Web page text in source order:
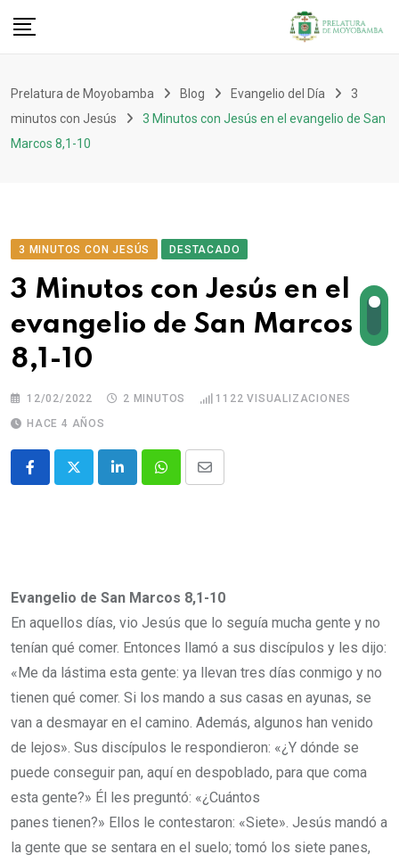
Prelatura de Moyobamba Blog Evangelio del Día
3
minutos con Jesús
3 Minutos con Jesús en el evangelio de San
Marcos 8,1-10
3 MINUTOS CON JESÚS DESTACADO
3 Minutos con Jesús en el
evangelio de San Marcos
8,1-10
12/02/2022 2 MINUTOS 1122 VISUALIZACIONES
HACE 4 AÑOS
Evangelio de San Marcos 8,1-10
En aquellos días, vio Jesús que lo seguía mucha gente y no
tenían qué comer. Entonces llamó a sus discípulos y les dijo:
«Me da lástima esta gente: ya llevan tres días conmigo y no
tienen qué comer. Si los mando a sus casas en ayunas, se
van a desmayar en el camino. Además, algunos han venido
de lejos». Sus discípulos le respondieron: «¿Y dónde se
puede conseguir pan, aquí en despoblado, para que coma
esta gente?» Él les preguntó: «¿Cuántos
panes tienen?» Ellos le contestaron: «Siete». Jesús mandó a
la gente que se sentara en el suelo; tomó los siete panes,